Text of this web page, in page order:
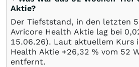
Aktie?
Der Tiefststand, in den letzten
Avricore Health Aktie lag bei
15.06.26). Laut aktuellem Kurs
Health Aktie +26,32 % vom 52
entfernt.